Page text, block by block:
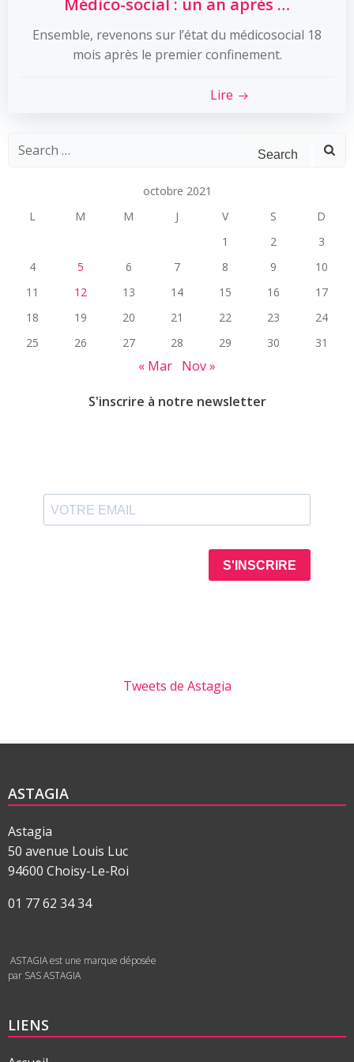
Médico-social : un an après …
Ensemble, revenons sur l’état du médicosocial 18
mois après le premier confinement.
Lire
Search
octobre 2021
L
M M J V S
D
1
2
3
4
5 6 7 8 9
10
11
12 13 14 15 16
17
18
19 20 21 22 23
24
25
26 27 28 29 30 31
« Mar Nov »
S'inscrire à notre newsletter
Tweets de Astagia
ASTAGIA
Astagia
50 avenue Louis Luc
94600 Choisy-Le-Roi
01 77 62 34 34
ASTAGIA est une marque déposée
par SAS ASTAGIA
LIENS